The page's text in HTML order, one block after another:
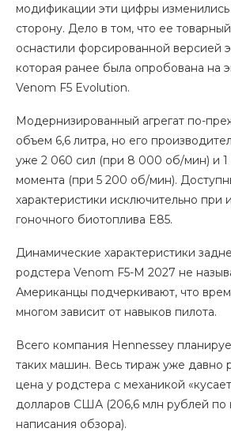
модификации эти цифры
сторону. Дело в том, что ее
оснастили форсированной версией
которая ранее была опробована на
Venom F5 Evolution.
Модернизированный агрегат по-
объем 6,6 литра, но его
уже 2 060 сил (при 8 000 об/мин) и
момента (при 5 200 об/мин).
характеристики исключительно при
гоночного биотоплива E85.
Динамические характеристики
родстера Venom F5-M 2027 не
Американцы подчеркивают, что
многом зависит от навыков пилота.
Всего компания Hennessey
таких машин. Весь тираж уже давно
цена у родстера с механикой
долларов США (206,6 млн рублей по
написания обзора).